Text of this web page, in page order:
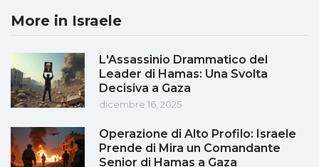
More in Israele
L'Assassinio Drammatico del
Leader di Hamas: Una Svolta
Decisiva a Gaza
dicembre 16, 2025
Operazione di Alto Profilo: Israele
Prende di Mira un Comandante
Senior di Hamas a Gaza